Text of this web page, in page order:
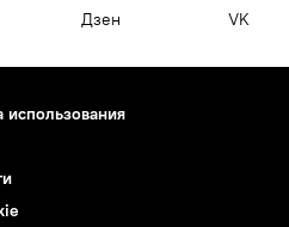
Дзен VK
использования